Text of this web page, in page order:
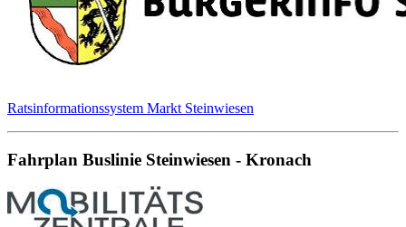
Ratsinformationssystem Markt Steinwiesen
Fahrplan Buslinie Steinwiesen - Kronach